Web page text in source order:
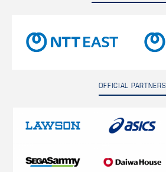
OFFICIAL PARTNERS